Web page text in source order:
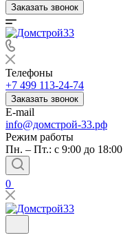
Заказать звонок
Телефоны
+7 499 113-24-74
Заказать звонок
E-mail
info@домстрой-33.рф
Режим работы
Пн. – Пт.: с 9:00 до 18:00
0